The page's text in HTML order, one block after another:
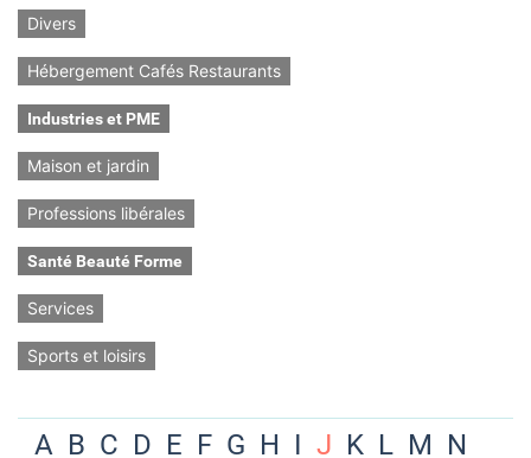
Divers
Hébergement Cafés Restaurants
Industries et PME
Maison et jardin
Professions libérales
Santé Beauté Forme
Services
Sports et loisirs
A B C D E F G H I J K L M N